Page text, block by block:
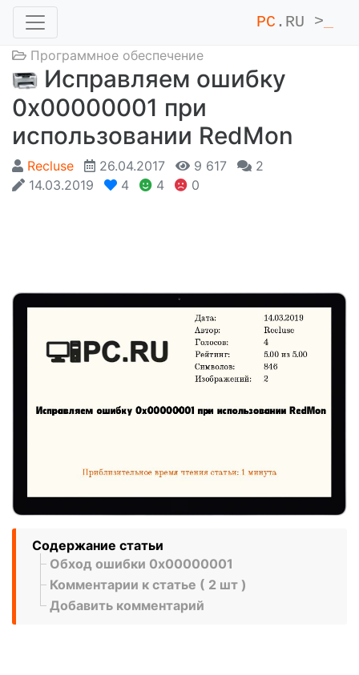
PC .RU >
Программное обеспечение
Исправляем ошибку
0x00000001 при
использовании RedMon
Recluse 26.04.2017 9 617
2
14.03.2019
4 4 0
Содержание статьи
Обход ошибки 0x00000001
Комментарии к статье ( 2 шт )
Добавить комментарий